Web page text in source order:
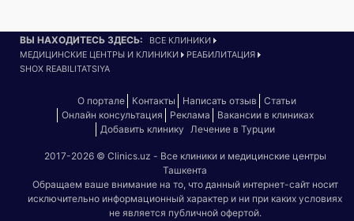
ВЫ НАХОДИТЕСЬ ЗДЕСЬ:
ВСЕ КЛИНИКИ
МЕДИЦИНСКИЕ ЦЕНТРЫ И КЛИНИКИ
РЕАБИЛИТАЦИЯ
SHOX REABILITATSIYA
О портале Контакты Написать отзыв
Статьи
Онлайн консультация
Реклама
Вакансии в клиниках
Добавить клинику
Лечение в Турции
2017-2026 © Clinics.uz - Все клиники и медицинские центры
Ташкента
Обращаем ваше внимание на то, что данный интернет-сайт носит
исключительно информационный характер и ни при каких условиях
не является публичной офертой.